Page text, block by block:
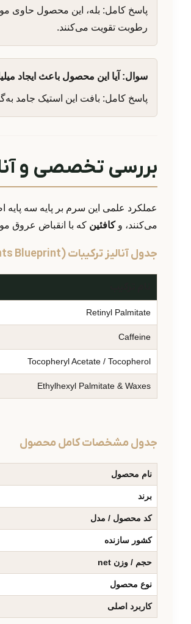
رطوبت تقویت می‌کنند.
سوال: آیا این محصول باعث ایجاد
پاسخ کامل: بافت این استیک جامد
بررسی تخصصی و
عملکرد علمی این سرم بر پایه سه پایه
می‌کنند، وکافئین که با انقباض عروق
جدول آنالیز ترکیبات (Ingredients Blueprint)
Retinyl Palmitate
Caffeine
Tocopheryl Acetate / Tocopherol
Ethylhexyl Palmitate & Waxes
جدول مشخصات کامل محصول
نام محصول
برند
کد محصول / مدل
کشور سازنده
حجم / وزن net
نوع محصول
کاربرد اصلی